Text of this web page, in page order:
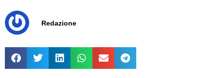
Redazione